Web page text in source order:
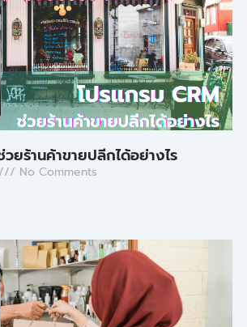
ยร้านค้าขายปลีกได้อย่างไร
No Comments